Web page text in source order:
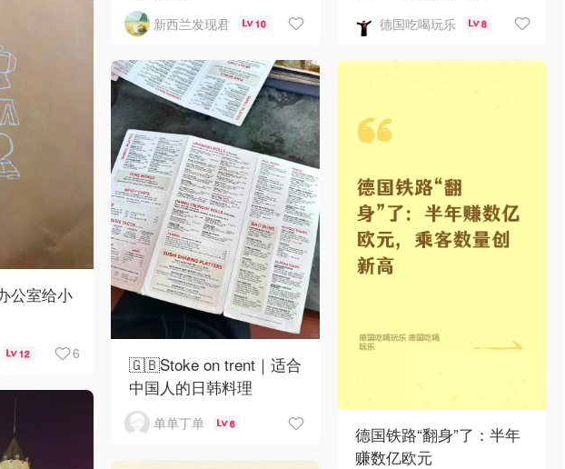
新西兰发现君 10 德国吃喝玩乐 8
公室给小
12 6
🇬🇧Stoke on trent｜适合
中国人的日韩料理
单单丁单 6
德国铁路“翻身”了：半年
赚数亿欧元